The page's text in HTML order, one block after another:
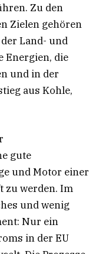
Zu den
Zielen gehören
Land- und
Energien, die
und in der
aus Kohle,
gute
und Motor einer
zu werden. Im
und wenig
Nur ein
in der EU